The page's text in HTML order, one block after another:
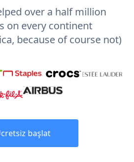
over a half million
on every continent
because of course not)
başlat